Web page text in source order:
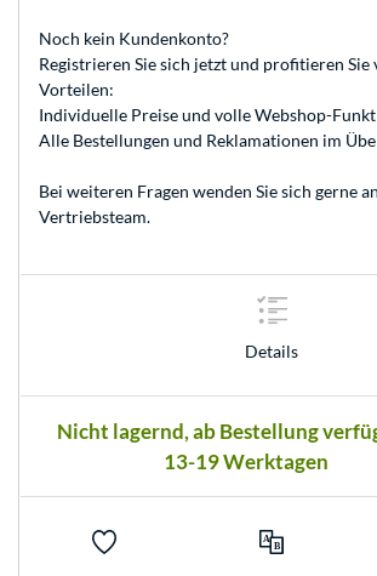
Noch kein Kundenkonto?
Registrieren Sie sich jetzt und profitieren Sie
Vorteilen:
Individuelle Preise und volle Webshop-
Alle Bestellungen und Reklamationen im
Bei weiteren Fragen wenden Sie sich gerne
Vertriebsteam.
Details
Nicht lagernd, ab Bestellung
13-19 Werktagen